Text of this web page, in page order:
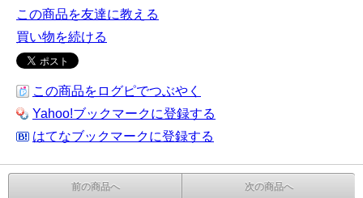
この商品を友達に教える
買い物を続ける
この商品をログピでつぶやく
Yahoo!ブックマークに登録する
はてなブックマークに登録する
前の商品へ 次の商品へ